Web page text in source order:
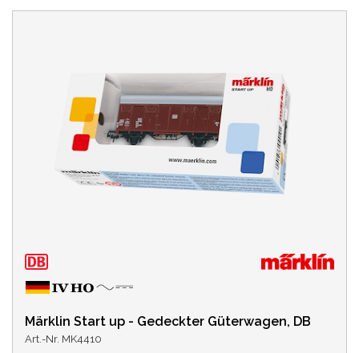
Märklin Start up - Gedeckter Güterwagen, DB
Art.-Nr. MK4410